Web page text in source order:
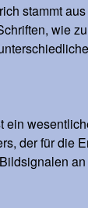
stammt
wie
ein
der für die